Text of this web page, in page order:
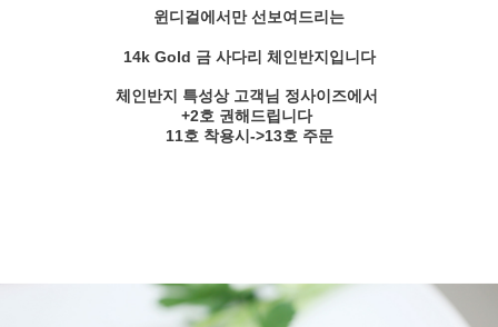
윈디걸에서만 선보여드리는
14k Gold 금 사다리 체인반지입니다
체인반지 특성상 고객님 정사이즈에서
+2호 권해드립니다
11호 착용시->13호 주문